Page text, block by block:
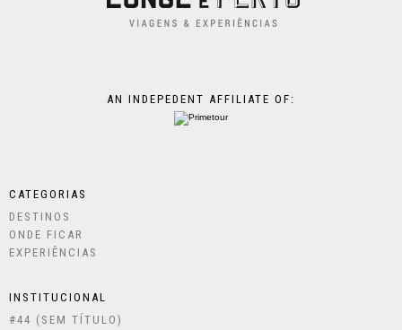
AN INDEPEDENT AFFILIATE OF:
CATEGORIAS
DESTINOS
ONDE FICAR
EXPERIÊNCIAS
INSTITUCIONAL
#44 (SEM TÍTULO)